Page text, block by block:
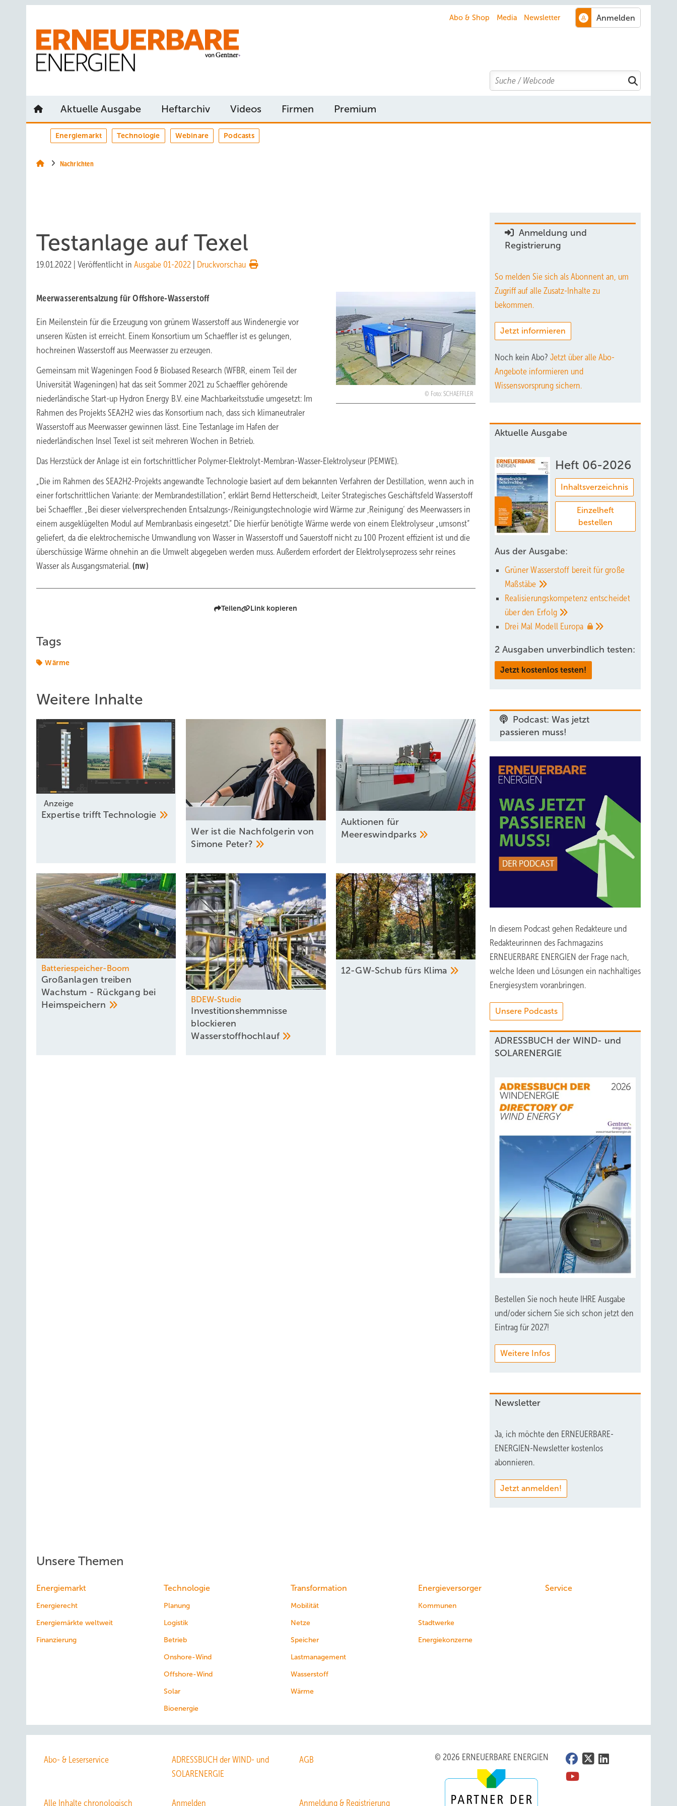
Abo & Shop Media Newsletter
Search
Aktuelle Ausgabe Heftarchiv Videos Firmen Premium
Energiemarkt Technologie Webinare Podcasts
Nachrichten
Testanlage auf Texel
19.01.2022 Veröffentlicht in Ausgabe 01-2022 Druckvorschau
Foto: SCHAEFFLER
Meerwasserentsalzung für Offshore-Wasserstoff
Ein Meilenstein für die Erzeugung von grünem Wasserstoff aus Windenergie vor
unseren Küsten ist erreicht. Einem Konsortium um Schaeffler ist es gelungen,
hochreinen Wasserstoff aus Meerwasser zu erzeugen.
Gemeinsam mit Wageningen Food & Biobased Research (WFBR, einem Teil der
Universität Wageningen) hat das seit Sommer 2021 zu Schaeffler gehörende
niederländische Start-up Hydron Energy B.V. eine Machbarkeitsstudie umgesetzt: Im
Rahmen des Projekts SEA2H2 wies das Konsortium nach, dass sich klimaneutraler
Wasserstoff aus Meerwasser gewinnen lässt. Eine Testanlage im Hafen der
niederländischen Insel Texel ist seit mehreren Wochen in Betrieb.
Das Herzstück der Anlage ist ein fortschrittlicher Polymer-Elektrolyt-Membran-Wasser-Elektrolyseur (PEMWE).
„Die im Rahmen des SEA2H2-Projekts angewandte Technologie basiert auf dem bekannten Verfahren der Destillation, wenn auch in
einer fortschrittlichen Variante: der Membrandestillation“, erklärt Bernd Hetterscheidt, Leiter Strategisches Geschäftsfeld Wasserstoff
bei Schaeffler. „Bei dieser vielversprechenden Entsalzungs-/Reinigungstechnologie wird Wärme zur ,Reinigung‘ des Meerwassers in
einem ausgeklügelten Modul auf Membranbasis eingesetzt.“ Die hierfür benötigte Wärme werde von einem Elektrolyseur „umsonst“
geliefert, da die elektrochemische Umwandlung von Wasser in Wasserstoff und Sauerstoff nicht zu 100 Prozent effizient ist und die
überschüssige Wärme ohnehin an die Umwelt abgegeben werden muss. Außerdem erfordert der Elektrolyseprozess sehr reines
Wasser als Ausgangsmaterial. (nw)
Teilen Link kopieren
Tags
Wärme
Weitere Inhalte
Anzeige
Expertise trifftTechnologie
W er ist die Nachfolgerin von
Simone Peter?
Auktionen für
Meereswindparks
Batteriespeicher-Boom
Großanlagen treiben
Wachstum - Rückgang bei
Heimspeichern
BDEW-Studie
Investitionshemmnisse
blockieren
­Wasserstoffhochlauf
12-GW-Schub fürs Klima
Anmeldung und
Registrierung
So melden Sie sich als Abonnent an, um
Zugriff auf alle Zusatz-Inhalte zu
bekommen.
Jetzt informieren
Noch kein Abo? Jetzt über alle Abo-
Angebote informieren und
Wissensvorsprung sichern.
Aktuelle Ausgabe
Heft 06-2026
Inhaltsverzeichnis
Einzelheft
bestellen
Aus der Ausgabe:
Grüner Wasserstoff bereit für große
Maßstäbe
Realisierungskompetenz entscheidet
über den Erfolg
Drei Mal Modell Europa
2 Ausgaben unverbindlich testen:
Jetzt kostenlos testen!
Podcast: Was jetzt
passieren muss!
In diesem Podcast gehen Redakteure und
Redakteurinnen des Fachmagazins
ERNEUERBARE ENERGIEN der Frage nach,
welche Ideen und Lösungen ein nachhaltiges
Energiesystem voranbringen.
Unsere Podcasts
ADRESSBUCH der WIND- und
SOLARENERGIE
Bestellen Sie noch heute IHRE Ausgabe
und/oder sichern Sie sich schon jetzt den
Eintrag für 2027!
Weitere Infos
Newsletter
Ja, ich möchte den ERNEUERBARE-
ENERGIEN-Newsletter kostenlos
abonnieren.
Jetzt anmelden!
Unsere Themen
Energiemarkt
Energierecht
Energiemärkte weltweit
Finanzierung
Technologie
Planung
Logistik
Betrieb
Onshore-Wind
Offshore-Wind
Solar
Bioenergie
Transformation
Mobilität
Netze
Speicher
Lastmanagement
Wasserstoff
Wärme
Energieversorger
Kommunen
Stadtwerke
Energiekonzerne
Service
Abo- & Leserservice
ADRESSBUCH der WIND- und
SOLARENERGIE
AGB
Alle Inhalte chronologisch Anmelden Anmeldung & Registrierung
© 2026 ERNEUERBARE ENERGIEN